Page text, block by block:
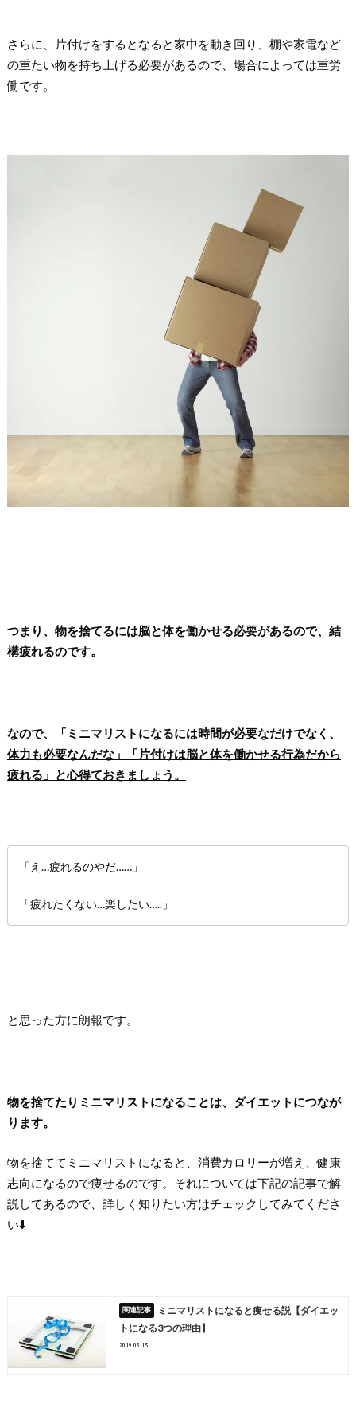
さらに、片付けをするとなると家中を動き回り、棚や家電など
の重たい物を持ち上げる必要があるので、場合によっては重労
働です。
つまり、物を捨てるには脳と体を働かせる必要があるので、結
構疲れるのです。
なので、
「ミニマリストになるには時間が必要なだけでなく、
体力も必要なんだな」「片付けは脳と体を働かせる行為だから
疲れる」と心得ておきましょう。
「え…疲れるのやだ……」
「疲れたくない…楽したい…..」
と思った方に朗報です。
物を捨てたりミニマリストになることは、ダイエットにつなが
ります。
物を捨ててミニマリストになると、消費カロリーが増え、健康
志向になるので痩せるのです。それについては下記の記事で解
説してあるので、詳しく知りたい方はチェックしてみてくださ
い⬇️
ミニマリストになると痩せる説【ダイエッ
トになる3つの理由】
2019.08.15